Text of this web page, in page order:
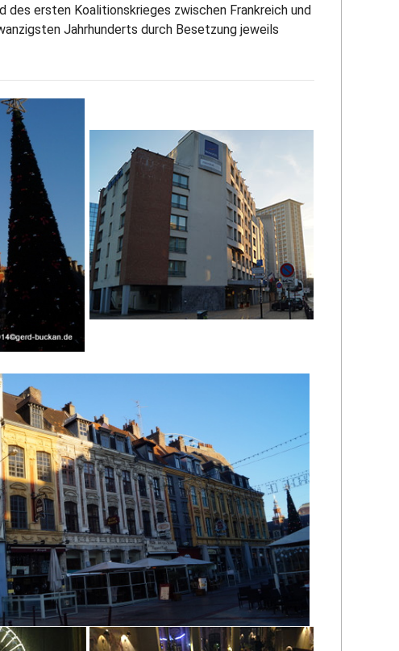
des ersten Koalitionskrieges zwischen Frankreich und
Jahrhunderts durch Besetzung jeweils